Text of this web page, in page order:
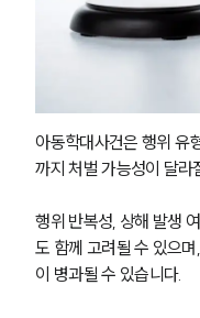
아동학대사건은 행위 유
까지 처벌 가능성이 달라
행위 반복성, 상해 발생
도 함께 고려될 수 있으
이 병과될 수 있습니다.